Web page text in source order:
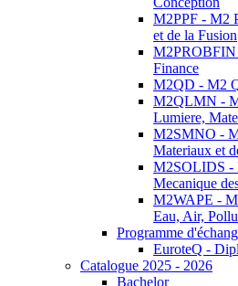
M2PPF - M2
et de la Fusion
M2PROBFIN
Finance
M2QD - M2
M2QLMN -
Lumiere,
M2SMNO -
Materiaux et
M2SOLIDS -
Mecanique
M2WAPE -
Eau, Air,
Programme
EuroteQ -
Catalogue 2025 - 2026
Bachelor